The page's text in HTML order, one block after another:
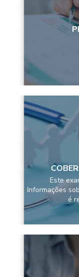
Este
Informações
é